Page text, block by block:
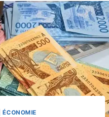
|ÉCONOMIE